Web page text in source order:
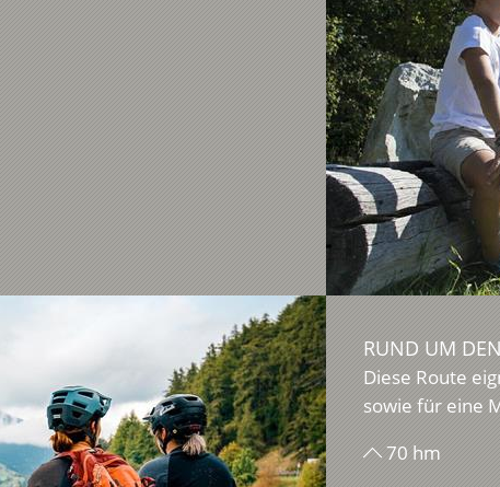
RUND UM
Diese Route
sowie für eine
70 hm